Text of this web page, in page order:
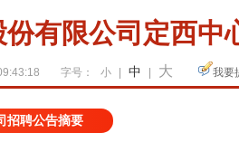
有限公司定西中
字号： 小 中 大 我要
招聘公告摘要